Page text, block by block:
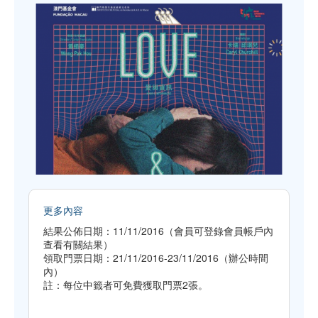
更多內容
結果公佈日期：11/11/2016（會員可登錄會員帳戶內
查看有關結果）
領取門票日期：21/11/2016-23/11/2016（辦公時間
內）
註：每位中籤者可免費獲取門票2張。